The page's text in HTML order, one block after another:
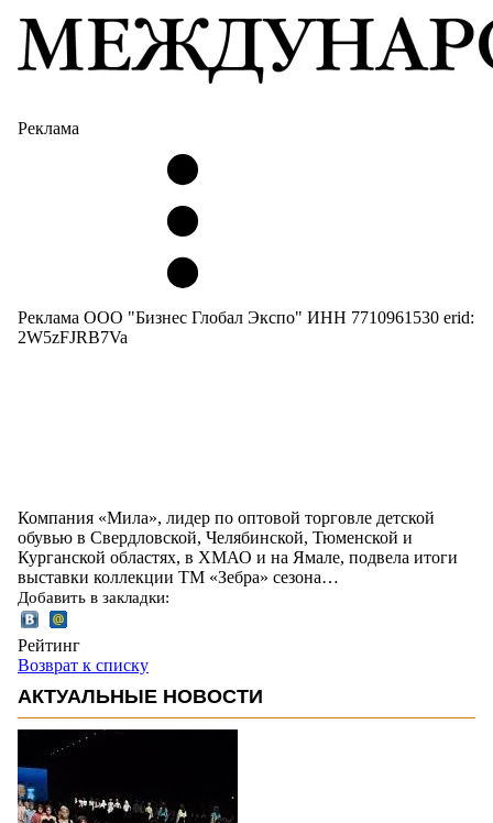
Реклама
Реклама ООО "Бизнес Глобал Экспо" ИНН 7710961530 erid:
2W5zFJRB7Va
Компания «Мила», лидер по оптовой торговле детской
обувью в Свердловской, Челябинской, Тюменской и
Курганской областях, в ХМАО и на Ямале, подвела итоги
выставки коллекции ТМ «Зебра» сезона…
Добавить в закладки:
Рейтинг
Возврат к списку
АКТУАЛЬНЫЕ НОВОСТИ